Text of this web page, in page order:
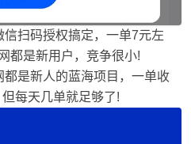
扫码授权搞定，一单7元左
都是新用户，竞争很小!
是新人的蓝海项目，一单收
每天几单就足够了!